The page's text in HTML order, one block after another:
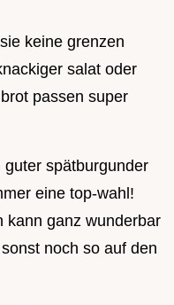
keine grenzen
salat oder
passen super
spätburgunder
eine top-wahl!
kann ganz wunderbar
noch so auf den